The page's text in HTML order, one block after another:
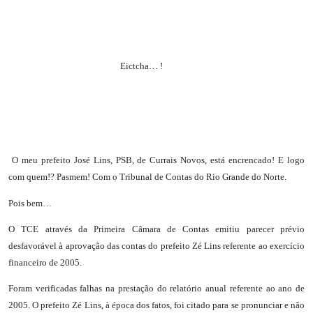
Eictcha… !
O meu prefeito José Lins, PSB, de Currais Novos, está encrencado! E logo
com quem!? Pasmem! Com o Tribunal de Contas do Rio Grande do Norte.
Pois bem…
O TCE através da Primeira Câmara de Contas emitiu parecer prévio
desfavorável à aprovação das contas do prefeito Zé Lins referente ao exercício
financeiro de 2005.
Foram verificadas falhas na prestação do relatório anual referente ao ano de
2005. O prefeito Zé Lins, à época dos fatos, foi citado para se pronunciar e não